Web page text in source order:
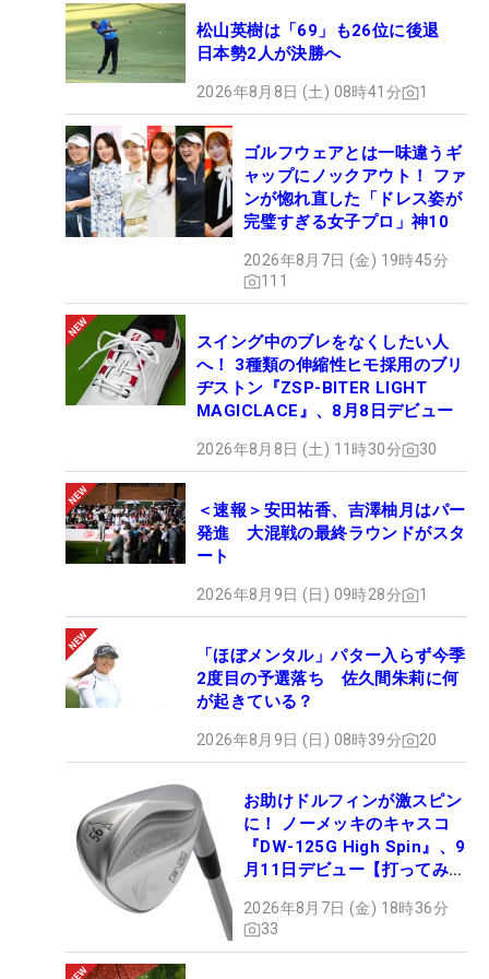
松山英樹は「69」も26位に後退
日本勢2人が決勝へ
2026年8月8日 (土) 08時41分 1
ゴルフウェアとは一味違うギ
ャップにノックアウト！ ファ
ンが惚れ直した「ドレス姿が
完璧すぎる女子プロ」神10
2026年8月7日 (金) 19時45分
111
スイング中のブレをなくしたい人
へ！ 3種類の伸縮性ヒモ採用のブリ
ヂストン『ZSP-BITER LIGHT
MAGICLACE』、8月8日デビュー
2026年8月8日 (土) 11時30分 30
＜速報＞安田祐香、吉澤柚月はパー
発進 大混戦の最終ラウンドがスタ
ート
2026年8月9日 (日) 09時28分 1
「ほぼメンタル」パター入らず今季
2度目の予選落ち 佐久間朱莉に何
が起きている？
2026年8月9日 (日) 08時39分 20
お助けドルフィンが激スピン
に！ ノーメッキのキャスコ
『DW-125G High Spin』、9
月11日デビュー【打ってみ
2026年8月7日 (金) 18時36分
33